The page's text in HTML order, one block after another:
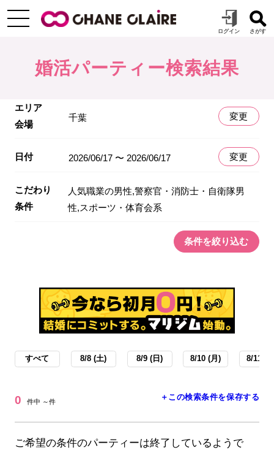
婚活パーティー検索結果
エリア
会場
千葉 変更
日付 2026/06/17 〜 2026/06/17 変更
こだわり
条件
人気職業の男性,警察官・消防士・自衛隊男
性,スポーツ・体育会系
条件を絞り込む
すべて 8/8 (土) 8/9 (日) 8/10 (月) 8/11 (
0 件中 ～件 ＋この検索条件を保存する
ご希望の条件のパーティーは終了しているようで